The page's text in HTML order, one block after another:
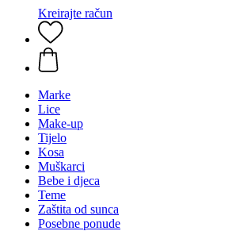
Kreirajte račun
Marke
Lice
Make-up
Tijelo
Kosa
Muškarci
Bebe i djeca
Teme
Zaštita od sunca
Posebne ponude